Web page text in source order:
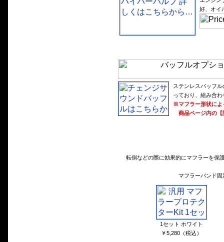
好、オイ
ステンレスバッフ
っており、組み合
※マフラー形状によ
商品ページ内の【
転倒などの際に効果的にマフラーを保
マフラーバンド
1セット ホワイト
￥5,280（税込）